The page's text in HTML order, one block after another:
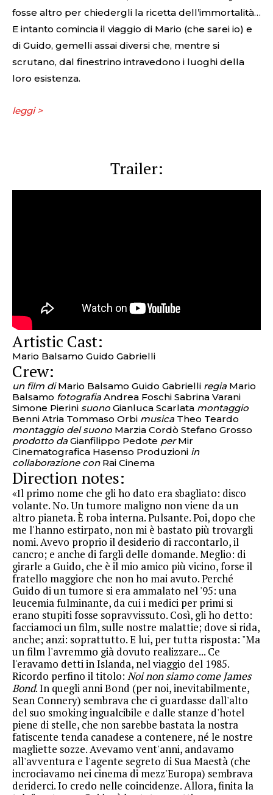
fosse altro per chiedergli la ricetta dell’immortalità…
E intanto comincia il viaggio di Mario (che sarei io) e
di Guido, gemelli assai diversi che, mentre si
scrutano, dal finestrino intravedono i luoghi della
loro esistenza.
leggi >
Trailer:
Artistic Cast:
Mario Balsamo Guido Gabrielli
Crew:
un film diMario Balsamo Guido Gabrielli regia Mario
Balsamo fotografia Andrea Foschi Sabrina Varani
Simone Pierini suono Gianluca Scarlata montaggio
Benni Atria Tommaso Orbi musica Theo Teardo
montaggio del suono Marzia Cordò Stefano Grosso
prodotto da Gianfilippo Pedote perMir
Cinematografica Hasenso Produzioni in
collaborazione conRai Cinema
Direction notes:
«Il primo nome che gli ho dato era sbagliato: disco
volante. No. Un tumore maligno non viene da un
altro pianeta. È roba interna. Pulsante. Poi, dopo che
me l'hanno estirpato, non mi è bastato più trovargli
nomi. Avevo proprio il desiderio di raccontarlo, il
cancro; e anche di fargli delle domande. Meglio: di
girarle a Guido, che è il mio amico più vicino, forse il
fratello maggiore che non ho mai avuto. Perché
Guido di un tumore si era ammalato nel '95: una
leucemia fulminante, da cui i medici per primi si
erano stupiti fosse sopravvissuto. Così, gli ho detto:
facciamoci un film, sulle nostre malattie; dove si rida,
anche; anzi: soprattutto. E lui, per tutta risposta: "Ma
un film l'avremmo già dovuto realizzare... Ce
l'eravamo detti in Islanda, nel viaggio del 1985.
Ricordo perfino il titolo: Noi non siamo come James
Bond. In quegli anni Bond (per noi, inevitabilmente,
Sean Connery) sembrava che ci guardasse dall'alto
del suo smoking ingualcibile e dalle stanze d'hotel
piene di stelle, che non sarebbe bastata la nostra
fatiscente tenda canadese a contenere, né le nostre
magliette sozze. Avevamo vent'anni, andavamo
all'avventura e l'agente segreto di Sua Maestà (che
incrociavamo nei cinema di mezz'Europa) sembrava
deriderci. Io credo nelle coincidenze. Allora, finita la